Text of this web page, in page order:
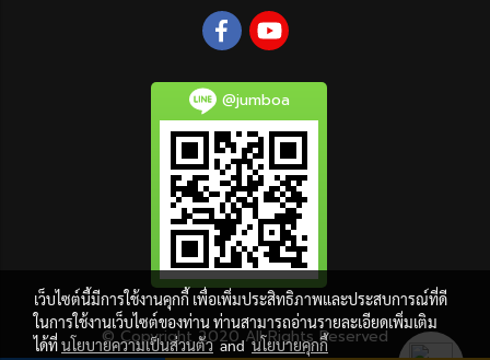
@jumboa
© Copyright 2020 All Rights Reserved
เว็บไซต์นี้มีการใช้งานคุกกี้ เพื่อเพิ่มประสิทธิภาพและประสบการณ์ที่ดี
ในการใช้งานเว็บไซต์ของท่าน ท่านสามารถอ่านรายละเอียดเพิ่มเติม
ได้ที่นโยบายความเป็นส่วนตัวandนโยบายคุกกี้